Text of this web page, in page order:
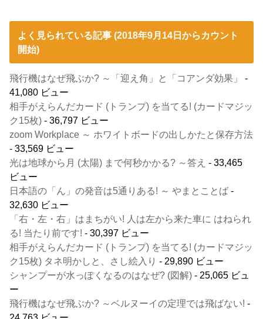
よく見られている記事 (2018年9月14日からカウント
開始)
飛行機はなぜ飛ぶか? ～「迎え角」と「コアンダ効果」
-
41,080 ビュー
相手がえらんだカード (トランプ) を当てる! (カードマジッ
ク15枚) - 36,797 ビュー
zoom Workplace ～ ホワイトボードの出しかたと保存方法
- 33,569 ビュー
光は地球から月 (太陽) まで何秒かかる? ～答え - 33,465
ビュー
日本語の「ん」の発音は5通りある! ～ やまとことば -
32,630 ビュー
「右・左・右」はまちがい! 人は左から来た車に はねられ
る! 当たり前です! - 30,397 ビュー
相手がえらんだカード (トランプ) を当てる! (カードマジッ
ク15枚) タネ明かしと、さし絵入り - 29,890 ビュー
シャンプーが水っぽくなるのはなぜ? (図解) - 25,065 ビュ
ー
飛行機はなぜ飛ぶか? ～ベルヌーイの定理では飛ばない! -